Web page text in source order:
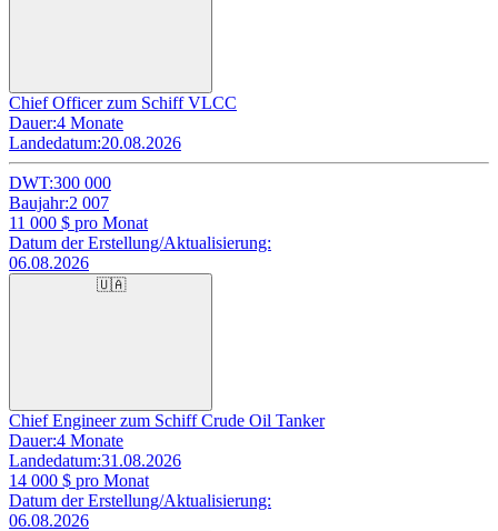
Chief Officer zum Schiff VLCC
Dauer:4 Monate
Landedatum:20.08.2026
DWT:300 000
Baujahr:2 007
11 000 $ pro Monat
Datum der Erstellung/Aktualisierung:
06.08.2026
🇺🇦
Chief Engineer zum Schiff Crude Oil Tanker
Dauer:4 Monate
Landedatum:31.08.2026
14 000 $ pro Monat
Datum der Erstellung/Aktualisierung:
06.08.2026